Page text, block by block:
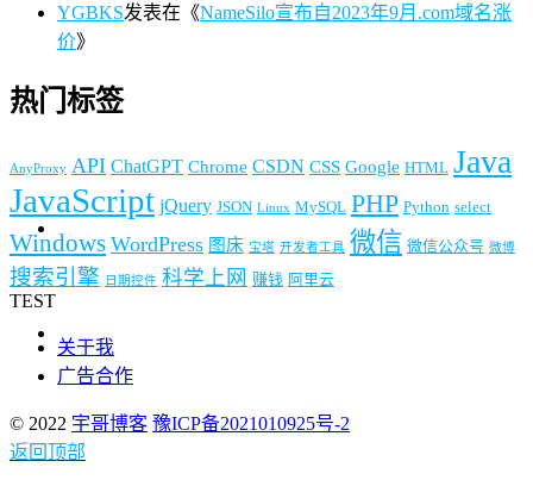
YGBKS发表在《NameSilo宣布自2023年9月.com域名涨
价》
热门标签
AnyProxy API ChatGPT Chrome CSDN CSS Google HTML Java
JavaScript jQuery JSON Linux MySQL PHP Python select
Windows WordPress 图床 宝塔 开发者工具 微信 微信公众号 微博
搜索引擎 日期控件 科学上网 赚钱 阿里云
TEST
关于我
广告合作
© 2022 宇哥博客 豫ICP备2021010925号-2
返回顶部